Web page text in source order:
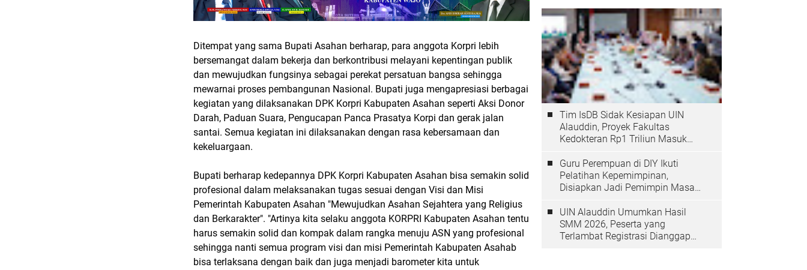
Ditempat yang sama Bupati Asahan berharap, para anggota Korpri lebih
bersemangat dalam bekerja dan berkontribusi melayani kepentingan publik
dan mewujudkan fungsinya sebagai perekat persatuan bangsa sehingga
mewarnai proses pembangunan Nasional. Bupati juga mengapresiasi berbagai
kegiatan yang dilaksanakan DPK Korpri Kabupaten Asahan seperti Aksi Donor
Darah, Paduan Suara, Pengucapan Panca Prasatya Korpi dan gerak jalan
santai. Semua kegiatan ini dilaksanakan dengan rasa kebersamaan dan
kekeluargaan.
Bupati berharap kedepannya DPK Korpri Kabupaten Asahan bisa semakin solid
profesional dalam melaksanakan tugas sesuai dengan Visi dan Misi
Pemerintah Kabupaten Asahan "Mewujudkan Asahan Sejahtera yang Religius
dan Berkarakter". "Artinya kita selaku anggota KORPRI Kabupaten Asahan tentu
harus semakin solid dan kompak dalam rangka menuju ASN yang profesional
sehingga nanti semua program visi dan misi Pemerintah Kabupaten Asahab
bisa terlaksana dengan baik dan juga menjadi barometer kita untuk
Tim IsDB Sidak Kesiapan UIN
Alauddin, Proyek Fakultas
Kedokteran Rp1 Triliun Masuk
Guru Perempuan di DIY Ikuti
Pelatihan Kepemimpinan,
Disiapkan Jadi Pemimpin Masa
UIN Alauddin Umumkan Hasil
SMM 2026, Peserta yang
Terlambat Registrasi Dianggap